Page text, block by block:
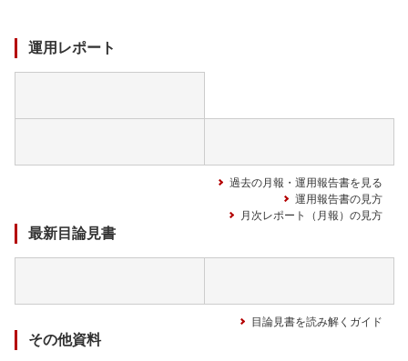
運用レポート
過去の月報・運用報告書を見る
運用報告書の見方
月次レポート（月報）の見方
最新目論見書
目論見書を読み解くガイド
その他資料